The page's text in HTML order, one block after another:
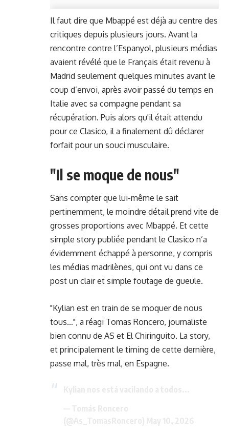
Il faut dire que Mbappé est déjà au centre des
critiques depuis plusieurs jours. Avant la
rencontre contre l’Espanyol, plusieurs médias
avaient révélé que le Français était revenu à
Madrid seulement quelques minutes avant le
coup d’envoi, après avoir passé du temps en
Italie avec sa compagne pendant sa
récupération. Puis alors qu'il était attendu
pour ce Clasico, il a finalement dû déclarer
forfait pour un souci musculaire.
"Il se moque de nous"
Sans compter que lui-même le sait
pertinemment, le moindre détail prend vite de
grosses proportions avec Mbappé. Et cette
simple story publiée pendant le Clasico n’a
évidemment échappé à personne, y compris
les médias madrilènes, qui ont vu dans ce
post un clair et simple foutage de gueule.
"Kylian est en train de se moquer de nous
tous…", a réagi Tomas Roncero, journaliste
bien connu de AS et El Chiringuito. La story,
et principalement le timing de cette dernière,
passe mal, très mal, en Espagne.